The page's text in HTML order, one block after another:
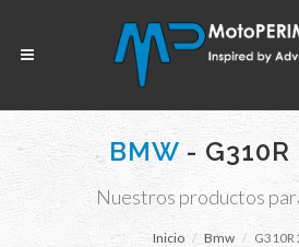
BMW - G310R
Nuestros productos
Inicio Bmw G310R